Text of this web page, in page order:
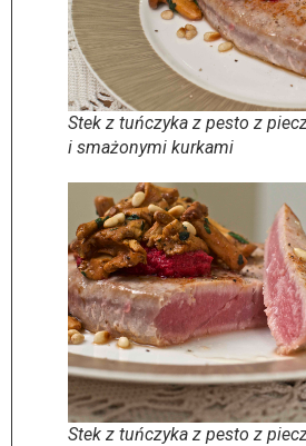
Stek z tuńczyka z pesto z
i smażonymi kurkami
Stek z tuńczyka z pesto z